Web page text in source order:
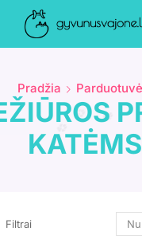
Pradžia Parduotuvė
KATĖMS
Filtrai